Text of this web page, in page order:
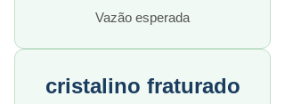
Vazão esperada
cristalino fraturado